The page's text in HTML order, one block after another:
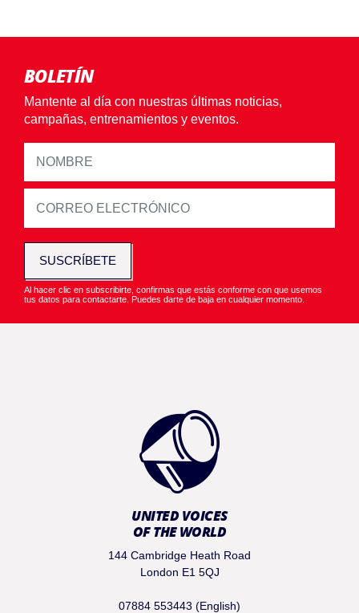
BOLETÍN
Mantente al día con nuestras últimas noticias,
campañas, entrenamientos y eventos.
SUSCRÍBETE
Al hacer clic en subscribirte, confirmas que estás conforme con que usemos
tus datos para contactarte. Puedes darte de baja en cualquier momento.
UNITED VOICES
OF THE WORLD
144 Cambridge Heath Road
London E1 5QJ
07884 553443 (English)